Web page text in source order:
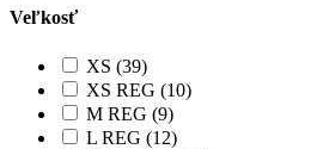
Veľkosť
XS (39)
XS REG (10)
M REG (9)
L REG (12)